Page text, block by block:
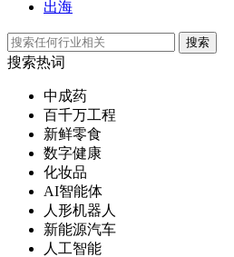
出海
搜索
搜索热词
中成药
百千万工程
新鲜零食
数字健康
化妆品
AI智能体
人形机器人
新能源汽车
人工智能